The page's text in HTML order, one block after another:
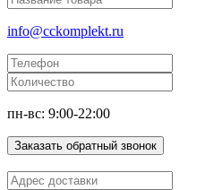
info@cckomplekt.ru
пн-вс: 9:00-22:00
Заказать обратный звонок